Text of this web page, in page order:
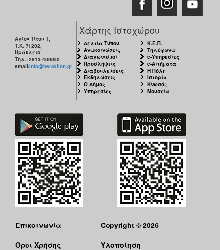
Αγίου Τίτου 1,
Τ.Κ. 71202,
Ηράκλειο
Τηλ.: 2813-409000
email:info@heraklion.gr
Χάρτης Ιστοχώρου
Δελτία Τύπου
Ανακοινώσεις
Διαγωνισμοί
Προσλήψεις
Διαβουλεύσεις
Εκδηλώσεις
Ο Δήμος
Υπηρεσίες
Κ.Ε.Π.
Τηλέφωνα
e-Υπηρεσίες
e-Αιτήματα
Η Πόλη
Ιστορία
Κνωσός
Μουσεία
Επικοινωνία
Όροι Χρήσης
Copyright © 2026
Υλοποίηση